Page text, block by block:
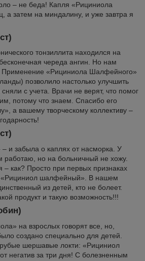
– не беда! Капля «Рициниола
а затем на миндалину, и уже завтра я
тонзиллита находился на
череда ангин. Но нам
Применение «Рициниола Шалфейного»
позволило настолько улучшить
с учета. Врачи не верят, что помог
потому что знаем. Спасибо его
а вашему творческому коллективу –
и забыла о каплях от насморка. У
работаю, но на больничный не хожу.
– как? Просто при первых признаках
шалфейный». В нашем
из детей, кто не болеет.
продукт и такую возможность!!!
на взрослых говорят все, но,
создано специально для детей.
шершавые локти: «Рициниол
негатив за три дня! С болезненным